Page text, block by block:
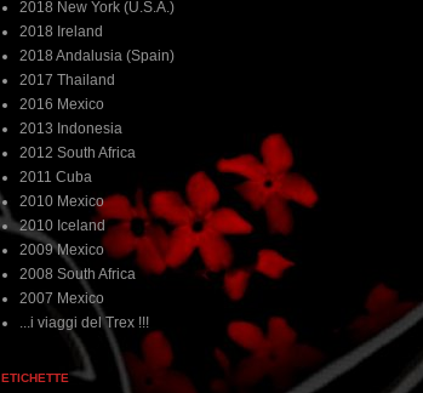
2018 New York (U.S.A.)
2018 Ireland
2018 Andalusia (Spain)
2017 Thailand
2016 Mexico
2013 Indonesia
2012 South Africa
2011 Cuba
2010 Mexico
2010 Iceland
2009 Mexico
2008 South Africa
2007 Mexico
...i viaggi del Trex !!!
ETICHETTE